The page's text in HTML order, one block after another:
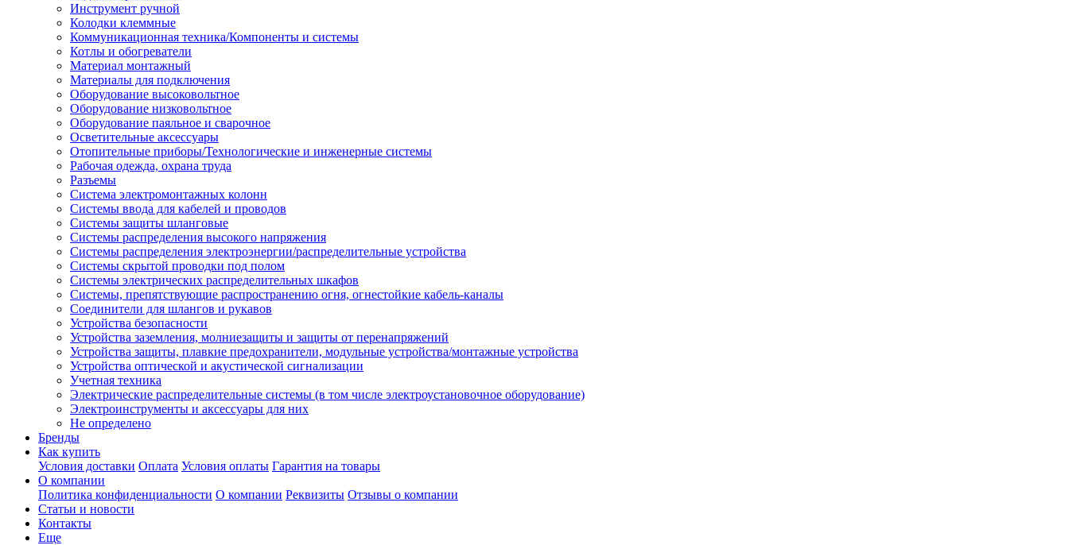
Инструмент ручной
Колодки клеммные
Коммуникационная техника/Компоненты и системы
Котлы и обогреватели
Материал монтажный
Материалы для подключения
Оборудование высоковольтное
Оборудование низковольтное
Оборудование паяльное и сварочное
Осветительные аксессуары
Отопительные приборы/Технологические и инженерные системы
Рабочая одежда, охрана труда
Разъемы
Система электромонтажных колонн
Системы ввода для кабелей и проводов
Системы защиты шланговые
Системы распределения высокого напряжения
Системы распределения электроэнергии/распределительные устройства
Системы скрытой проводки под полом
Системы электрических распределительных шкафов
Системы, препятствующие распространению огня, огнестойкие кабель-каналы
Соединители для шлангов и рукавов
Устройства безопасности
Устройства заземления, молниезащиты и защиты от перенапряжений
Устройства защиты, плавкие предохранители, модульные устройства/монтажные устройства
Устройства оптической и акустической сигнализации
Учетная техника
Электрические распределительные системы (в том числе электроустановочное оборудование)
Электроинструменты и аксессуары для них
Не определено
Бренды
Как купить
Условия доставки Оплата Условия оплаты Гарантия на товары
О компании
Политика конфиденциальности О компании Реквизиты Отзывы о компании
Статьи и новости
Контакты
Еще